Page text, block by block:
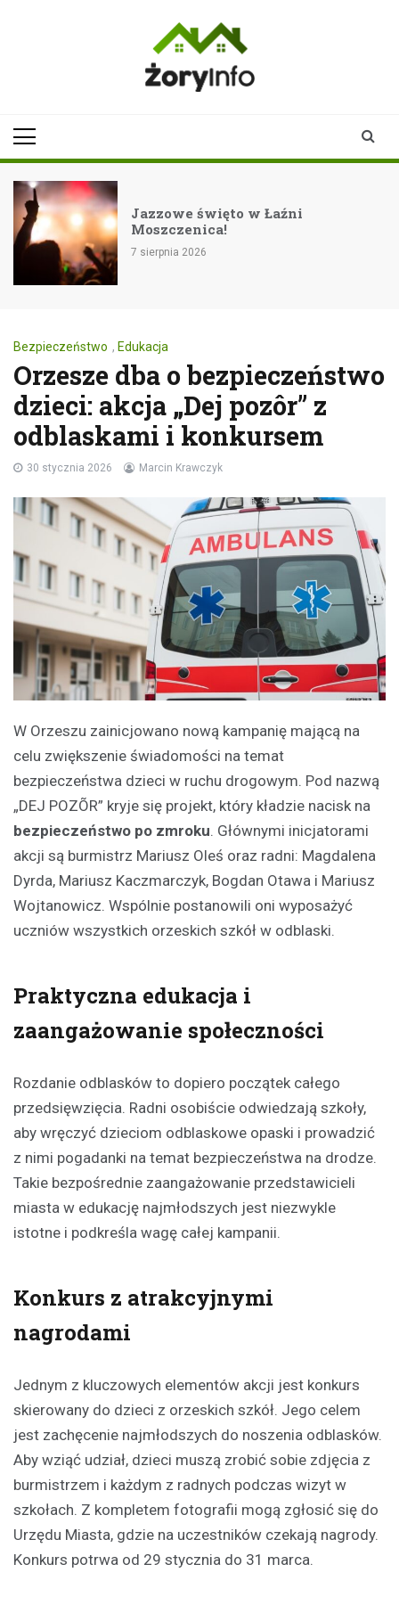
Jazzowe święto w Łaźni
Moszczenica!
7 sierpnia 2026
Bezpieczeństwo , Edukacja
Orzesze dba o bezpieczeństwo
dzieci: akcja „Dej pozôr” z
odblaskami i konkursem
30 stycznia 2026 Marcin Krawczyk
W Orzeszu zainicjowano nową kampanię mającą na
celu zwiększenie świadomości na temat
bezpieczeństwa dzieci w ruchu drogowym. Pod nazwą
„DEJ POZÕR” kryje się projekt, który kładzie nacisk na
bezpieczeństwo po zmroku. Głównymi inicjatorami
akcji są burmistrz Mariusz Oleś oraz radni: Magdalena
Dyrda, Mariusz Kaczmarczyk, Bogdan Otawa i Mariusz
Wojtanowicz. Wspólnie postanowili oni wyposażyć
uczniów wszystkich orzeskich szkół w odblaski.
Praktyczna edukacja i
zaangażowanie społeczności
Rozdanie odblasków to dopiero początek całego
przedsięwzięcia. Radni osobiście odwiedzają szkoły,
aby wręczyć dzieciom odblaskowe opaski i prowadzić
z nimi pogadanki na temat bezpieczeństwa na drodze.
Takie bezpośrednie zaangażowanie przedstawicieli
miasta w edukację najmłodszych jest niezwykle
istotne i podkreśla wagę całej kampanii.
Konkurs z atrakcyjnymi
nagrodami
Jednym z kluczowych elementów akcji jest konkurs
skierowany do dzieci z orzeskich szkół. Jego celem
jest zachęcenie najmłodszych do noszenia odblasków.
Aby wziąć udział, dzieci muszą zrobić sobie zdjęcia z
burmistrzem i każdym z radnych podczas wizyt w
szkołach. Z kompletem fotografii mogą zgłosić się do
Urzędu Miasta, gdzie na uczestników czekają nagrody.
Konkurs potrwa od 29 stycznia do 31 marca.